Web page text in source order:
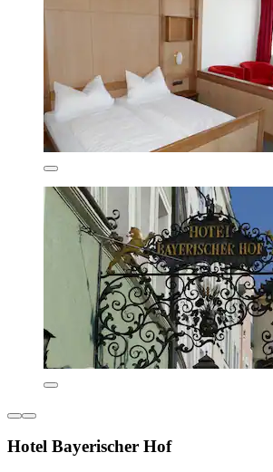
Hotel Bayerischer Hof